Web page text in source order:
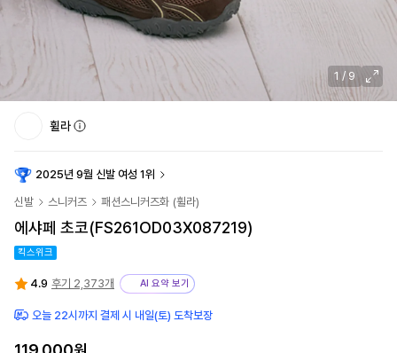
1 / 9
휠라
2025년 9월 신발 여성 1위
신발 스니커즈 패션스니커즈화 (휠라)
에샤페 초코(FS261OD03X087219)
킥스위크
4.9 후기 2,373개 AI 요약 보기
오늘 22시까지 결제 시 내일(토) 도착보장